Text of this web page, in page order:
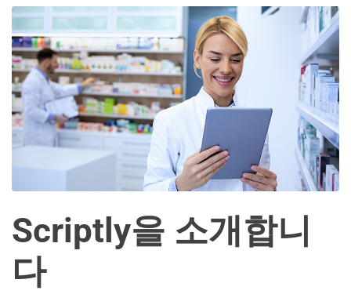
Scriptly을 소개합니
다